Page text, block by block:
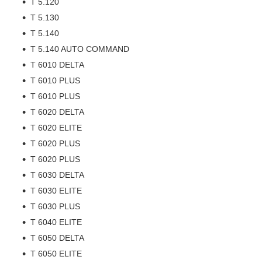
T 5.130
T 5.140
T 5.140 AUTO COMMAND
T 6010 DELTA
T 6010 PLUS
T 6010 PLUS
T 6020 DELTA
T 6020 ELITE
T 6020 PLUS
T 6020 PLUS
T 6030 DELTA
T 6030 ELITE
T 6030 PLUS
T 6040 ELITE
T 6050 DELTA
T 6050 ELITE